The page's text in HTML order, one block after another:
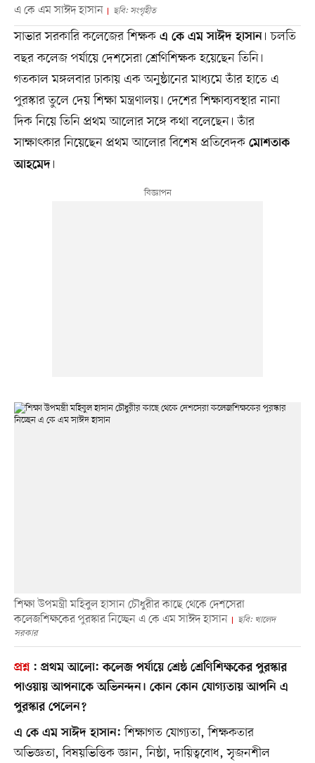
এ কে এম সাঈদ হাসান ছবি: সংগৃহীত
সাভার সরকারি কলেজের শিক্ষক এ কে এম সাঈদ হাসান। চলতি
বছর কলেজ পর্যায়ে দেশসেরা শ্রেণিশিক্ষক হয়েছেন তিনি।
গতকাল মঙ্গলবার ঢাকায় এক অনুষ্ঠানের মাধ্যমে তাঁর হাতে এ
পুরস্কার তুলে দেয় শিক্ষা মন্ত্রণালয়। দেশের শিক্ষাব্যবস্থার নানা
দিক নিয়ে তিনি প্রথম আলোর সঙ্গে কথা বলেছেন। তাঁর
সাক্ষাৎকার নিয়েছেন প্রথম আলোর বিশেষ প্রতিবেদকমোশতাক
আহমেদ।
শিক্ষা উপমন্ত্রী মহিবুল হাসান চৌধুরীর কাছে থেকে দেশসেরা
কলেজশিক্ষকের পুরস্কার নিচ্ছেন এ কে এম সাঈদ হাসান
ছবি: খালেদ
সরকার
প্রশ্ন: প্রথম আলো: কলেজ পর্যায়ে শ্রেষ্ঠ শ্রেণিশিক্ষকের পুরস্কার
পাওয়ায় আপনাকে অভিনন্দন। কোন কোন যোগ্যতায় আপনি এ
পুরস্কার পেলেন?
এ কে এম সাঈদ হাসান:শিক্ষাগত যোগ্যতা, শিক্ষকতার
অভিজ্ঞতা, বিষয়ভিত্তিক জ্ঞান, নিষ্ঠা, দায়িত্ববোধ, সৃজনশীল